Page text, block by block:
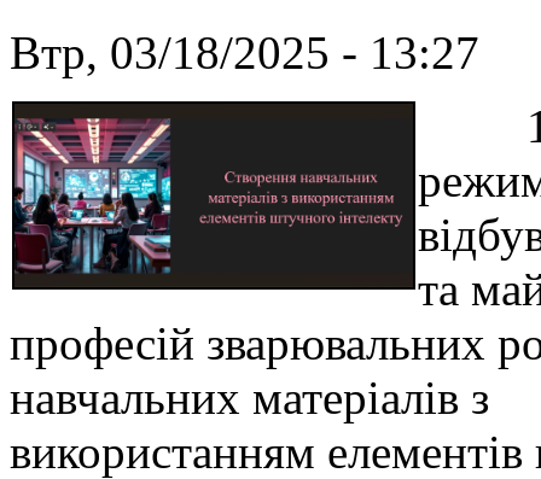
Втр, 03/18/2025 - 13:27
17
та
професій зварювальних
навчальних матеріалів з
використанням